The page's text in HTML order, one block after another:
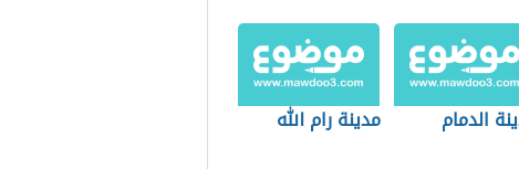
الدمام مدينة رام الله